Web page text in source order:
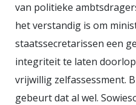
van politieke
het verstandig is om
staatssecretarissen een
integriteit te laten
vrijwillig zelfassessment.
gebeurt dat al wel.